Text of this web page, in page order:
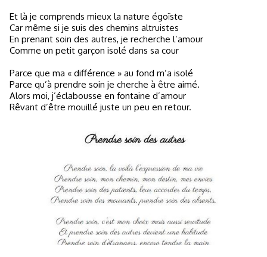
Et là je comprends mieux la nature égoïste
Car même si je suis des chemins altruistes
En prenant soin des autres, je recherche l’amour
Comme un petit garçon isolé dans sa cour
Parce que ma « différence » au fond m’a isolé
Parce qu’à prendre soin je cherche à être aimé.
Alors moi, j’éclabousse en fontaine d’amour
Rêvant d’être mouillé juste un peu en retour.